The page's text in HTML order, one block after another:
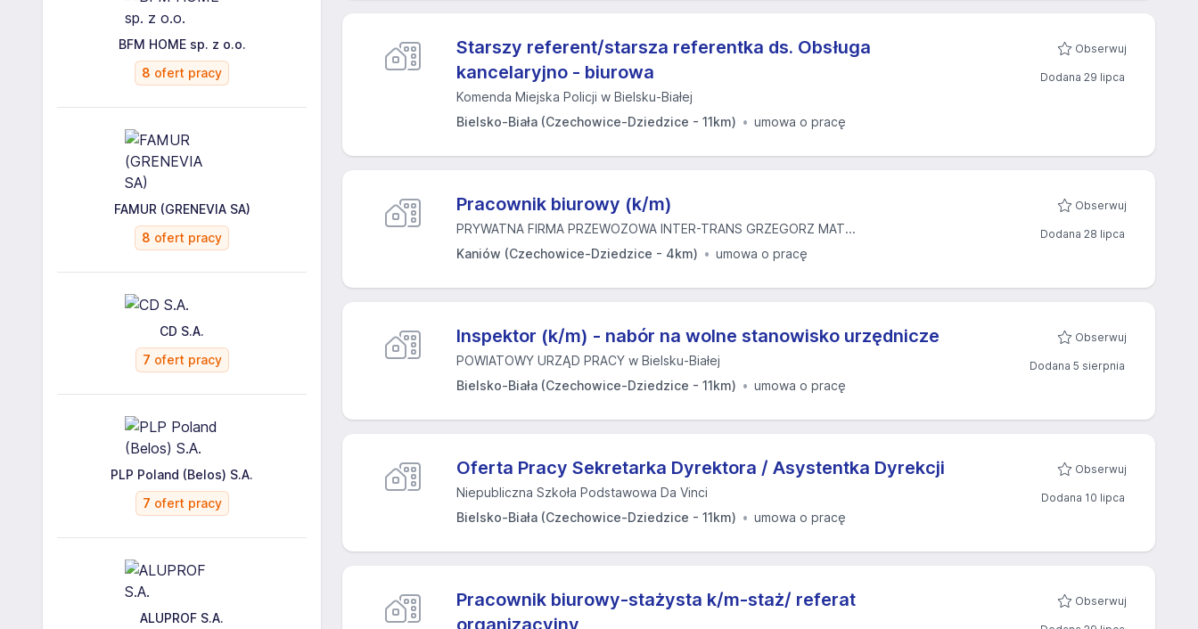
BFM HOME sp. z o.o.
8 ofert pracy
FAMUR (GRENEVIA SA)
8 ofert pracy
CD S.A.
7 ofert pracy
PLP Poland (Belos) S.A.
7 ofert pracy
ALUPROF S.A.
Starszy referent/starsza referentka ds. Obsługa
kancelaryjno - biurowa
Komenda Miejska Policji w Bielsku-Białej
Bielsko-Biała (Czechowice-Dziedzice - 11km)
umowa o pracę
Obserwuj
Dodana 29 lipca
Pracownik biurowy (k/m)
PRYWATNA FIRMA PRZEWOZOWA INTER-TRANS GRZEGORZ MAT...
Kaniów (Czechowice-Dziedzice - 4km)
umowa o pracę
Obserwuj
Dodana 28 lipca
Inspektor (k/m) - nabór na wolne stanowisko urzędnicze
POWIATOWY URZĄD PRACY w Bielsku-Białej
Bielsko-Biała (Czechowice-Dziedzice - 11km)
umowa o pracę
Obserwuj
Dodana 5 sierpnia
Oferta Pracy Sekretarka Dyrektora / Asystentka Dyrekcji
Niepubliczna Szkoła Podstawowa Da Vinci
Bielsko-Biała (Czechowice-Dziedzice - 11km)
umowa o pracę
Obserwuj
Dodana 10 lipca
Pracownik biurowy-stażysta k/m-staż/ referat
organizacyjny
Obserwuj